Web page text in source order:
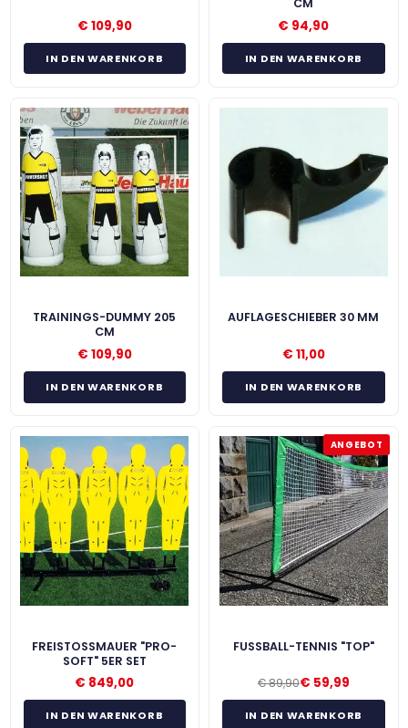
€ 109,90
IN DEN WARENKORB
CM
€ 94,90
IN DEN WARENKORB
TRAININGS-DUMMY 205
CM
€ 109,90
IN DEN WARENKORB
AUFLAGESCHIEBER 30 MM
€ 11,00
IN DEN WARENKORB
FREISTOSSMAUER "PRO-S
OFT" 5ER SET
€ 849,00
IN DEN WARENKORB
ANGEBOT
FUSSBALL-TENNIS "TOP"
€89,90€ 59,99
IN DEN WARENKORB